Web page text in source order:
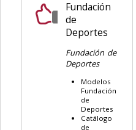
Fundación
de
Deportes
Fundación de
Deportes
Modelos
Fundación
de
Deportes
Catálogo
de